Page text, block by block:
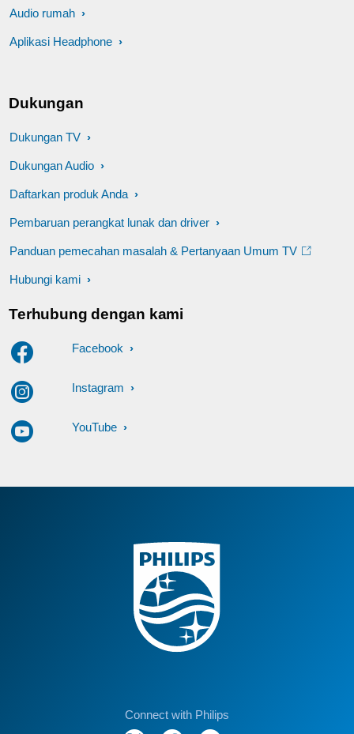
Audio rumah
Aplikasi Headphone
Dukungan
Dukungan TV
Dukungan Audio
Daftarkan produk Anda
Pembaruan perangkat lunak dan driver
Panduan pemecahan masalah & Pertanyaan Umum TV
Hubungi kami
Terhubung dengan kami
Facebook
Instagram
YouTube
Connect with Philips